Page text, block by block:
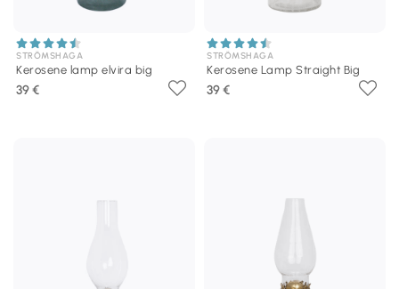
STRÖMSHAGA
Kerosene lamp elvira big
39 €
STRÖMSHAGA
Kerosene Lamp Straight Big
39 €